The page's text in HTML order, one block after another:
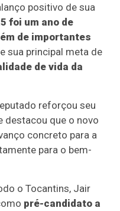
positivo de sua
foi um ano de
de importantes
sua principal meta de
de vida da
reforçou seu
destacou que o novo
concreto para a
para o bem-
o Tocantins, Jair
pré-candidato a